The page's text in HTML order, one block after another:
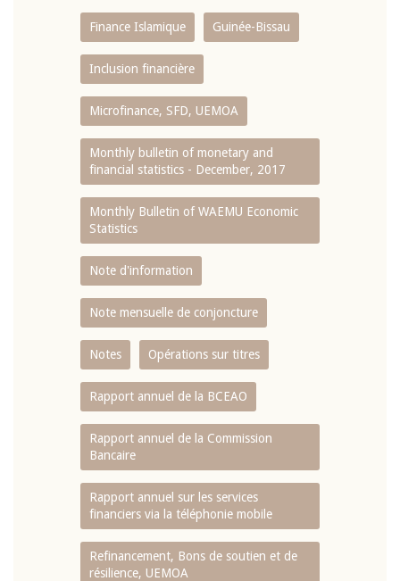
Finance Islamique Guinée-Bissau
Inclusion financière
Microfinance, SFD, UEMOA
Monthly bulletin of monetary and
financial statistics - December, 2017
Monthly Bulletin of WAEMU Economic
Statistics
Note d'information
Note mensuelle de conjoncture
Notes Opérations sur titres
Rapport annuel de la BCEAO
Rapport annuel de la Commission
Bancaire
Rapport annuel sur les services
financiers via la téléphonie mobile
Refinancement, Bons de soutien et de
résilience, UEMOA